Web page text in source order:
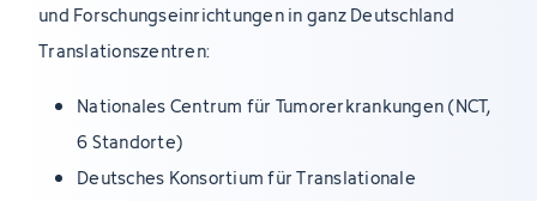
und Forschungseinrichtungen in ganz Deutschland
Translationszentren:
Nationales Centrum für Tumorerkrankungen (NCT,
6 Standorte)
Deutsches Konsortium für Translationale